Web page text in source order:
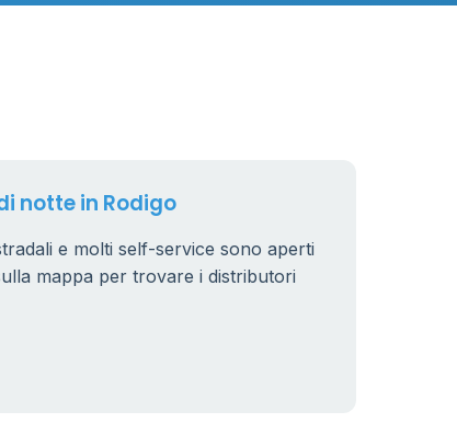
21
notte in Rodigo
e molti self-service sono aperti
mappa per trovare i distributori